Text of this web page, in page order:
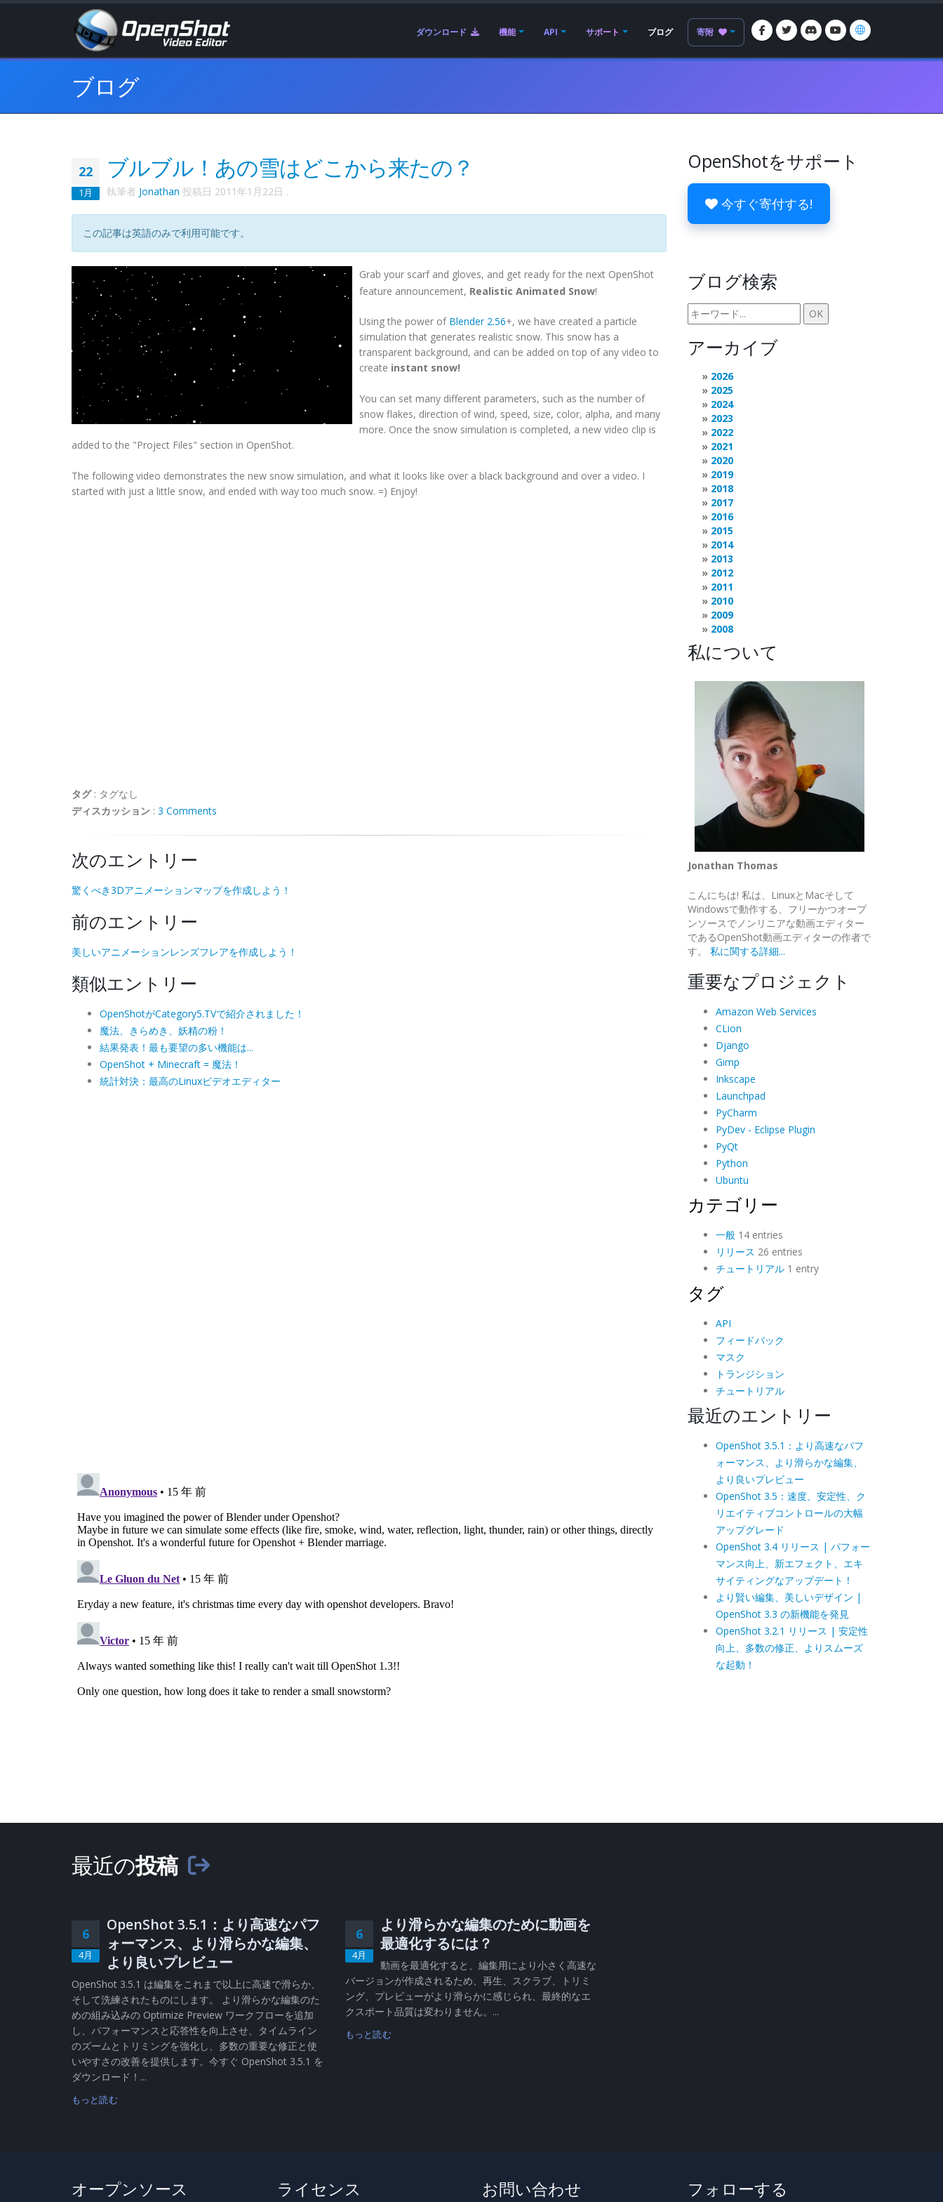
ダウンロード 機能 API サポート ブログ 寄附
ブログ
22
1月
ブルブル！あの雪はどこから来たの？
執筆者 Jonathan 投稿日 2011年1月22日 .
この記事は英語のみで利用可能です。
Grab your scarf and gloves, and get ready for the next OpenShot
feature announcement, Realistic Animated Snow!
Using the power of Blender 2.56+, we have created a particle
simulation that generates realistic snow. This snow has a
transparent background, and can be added on top of any video to
create instant snow!
You can set many different parameters, such as the number of
snow flakes, direction of wind, speed, size, color, alpha, and many
more. Once the snow simulation is completed, a new video clip is
added to the "Project Files" section in OpenShot.
The following video demonstrates the new snow simulation, and what it looks like over a black background and over a video. I
started with just a little snow, and ended with way too much snow. =) Enjoy!
タグ: タグなし
ディスカッション : 3 Comments
次のエントリー
驚くべき3Dアニメーションマップを作成しよう！
前のエントリー
美しいアニメーションレンズフレアを作成しよう！
類似エントリー
OpenShotがCategory5.TVで紹介されました！
魔法、きらめき、妖精の粉！
結果発表！最も要望の多い機能は...
OpenShot + Minecraft = 魔法！
統計対決：最高のLinuxビデオエディター
OpenShotをサポート
今すぐ寄付する!
ブログ検索
アーカイブ
2026
2025
2024
2023
2022
2021
2020
2019
2018
2017
2016
2015
2014
2013
2012
2011
2010
2009
2008
私について
Jonathan Thomas
こんにちは! 私は、LinuxとMacそして
Windowsで動作する、フリーかつオープ
ンソースでノンリニアな動画エディター
であるOpenShot動画エディターの作者で
す。 私に関する詳細...
重要なプロジェクト
Amazon Web Services
CLion
Django
Gimp
Inkscape
Launchpad
PyCharm
PyDev - Eclipse Plugin
PyQt
Python
Ubuntu
カテゴリー
一般14 entries
リリース 26 entries
チュートリアル1 entry
タグ
API
フィードバック
マスク
トランジション
チュートリアル
最近のエントリー
OpenShot 3.5.1：より高速なパフ
ォーマンス、より滑らかな編集、
より良いプレビュー
OpenShot 3.5：速度、安定性、ク
リエイティブコントロールの大幅
アップグレード
OpenShot 3.4 リリース | パフォー
マンス向上、新エフェクト、エキ
サイティングなアップデート！
より賢い編集、美しいデザイン |
OpenShot 3.3 の新機能を発見
OpenShot 3.2.1 リリース | 安定性
向上、多数の修正、よりスムーズ
な起動！
最近の投稿
6
4月
OpenShot 3.5.1：より高速なパフ
ォーマンス、より滑らかな編集、
より良いプレビュー
OpenShot 3.5.1 は編集をこれまで以上に高速で滑らか、
そして洗練されたものにします。 より滑らかな編集のた
めの組み込みの Optimize Preview ワークフローを追加
し、パフォーマンスと応答性を向上させ、タイムライン
のズームとトリミングを強化し、多数の重要な修正と使
いやすさの改善を提供します。今すぐ OpenShot 3.5.1 を
ダウンロード！...
もっと読む
6
4月
より滑らかな編集のために動画を
最適化するには？
動画を最適化すると、編集用により小さく高速な
バージョンが作成されるため、再生、スクラブ、トリミ
ング、プレビューがより滑らかに感じられ、最終的なエ
クスポート品質は変わりません。...
もっと読む
オープンソース ライセンス お問い合わせ フォローする